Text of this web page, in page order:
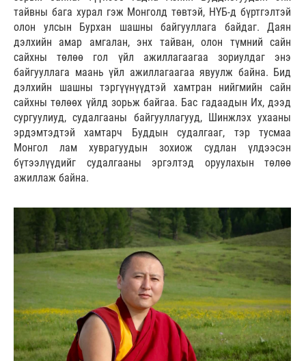
тайвны бага хурал гэж Монголд төвтэй, НҮБ-д бүртгэлтэй
олон улсын Бурхан шашны байгууллага байдаг. Даян
дэлхийн амар амгалан, энх тайван, олон түмний сайн
сайхны төлөө гол үйл ажиллагаагаа зориулдаг энэ
байгууллага маань үйл ажиллагаагаа явуулж байна. Бид
дэлхийн шашны тэргүүнүүдтэй хамтран нийгмийн сайн
сайхны төлөөх үйлд зорьж байгаа. Бас гадаадын Их, дээд
сургуулиуд, судалгааны байгууллагууд, Шинжлэх ухааны
эрдэмтэдтэй хамтарч Буддын судалгааг, тэр тусмаа
Монгол лам хуврагуудын зохиож судлан үлдээсэн
бүтээлүүдийг судалгааны эргэлтэд оруулахын төлөө
ажиллаж байна.